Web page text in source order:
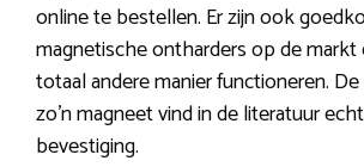
online te bestellen. Er zijn ook
magnetische ontharders op de markt
totaal andere manier functioneren.
zo’n magneet vind in de literatuur
bevestiging.